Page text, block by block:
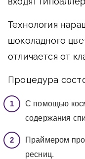
Технология
шоколадного
отличается от
Процедура
С помощью
содержания
Праймером
ресниц.